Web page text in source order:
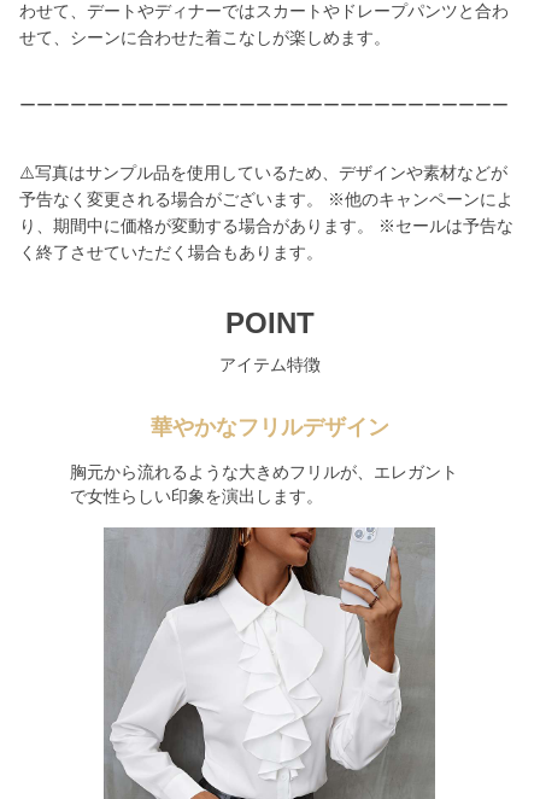
わせて、デートやディナーではスカートやドレープパンツと合わ
せて、シーンに合わせた着こなしが楽しめます。
ーーーーーーーーーーーーーーーーーーーーーーーーーーーーー
⚠️写真はサンプル品を使用しているため、デザインや素材などが
予告なく変更される場合がございます。 ※他のキャンペーンによ
り、期間中に価格が変動する場合があります。 ※セールは予告な
く終了させていただく場合もあります。
POINT
アイテム特徴
華やかなフリルデザイン
胸元から流れるような大きめフリルが、エレガント
で女性らしい印象を演出します。